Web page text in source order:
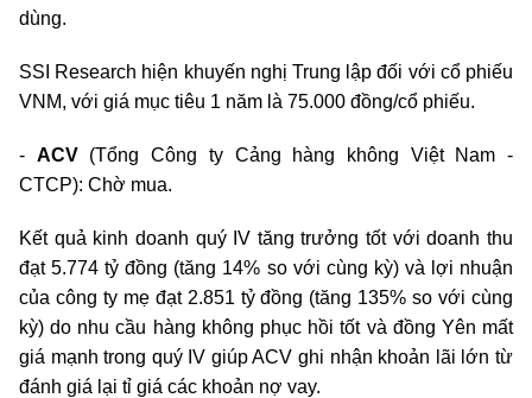
dùng.
SSI Research hiện khuyến nghị Trung lập đối với cổ phiếu
VNM, với giá mục tiêu 1 năm là 75.000 đồng/cổ phiếu.
- ACV(Tổng Công ty Cảng hàng không Việt Nam -
CTCP): Chờ mua.
Kết quả kinh doanh quý IV tăng trưởng tốt với doanh thu
đạt 5.774 tỷ đồng (tăng 14% so với cùng kỳ) và lợi nhuận
của công ty mẹ đạt 2.851 tỷ đồng (tăng 135% so với cùng
kỳ) do nhu cầu hàng không phục hồi tốt và đồng Yên mất
giá mạnh trong quý IV giúp ACV ghi nhận khoản lãi lớn từ
đánh giá lại tỉ giá các khoản nợ vay.